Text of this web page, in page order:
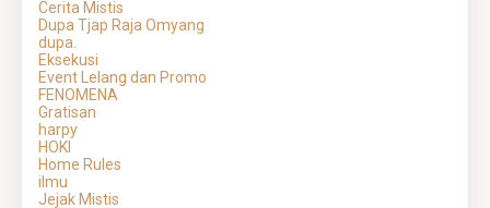
Cerita Mistis
Dupa Tjap Raja Omyang
dupa.
Eksekusi
Event Lelang dan Promo
FENOMENA
Gratisan
harpy
HOKI
Home Rules
ilmu
Jejak Mistis